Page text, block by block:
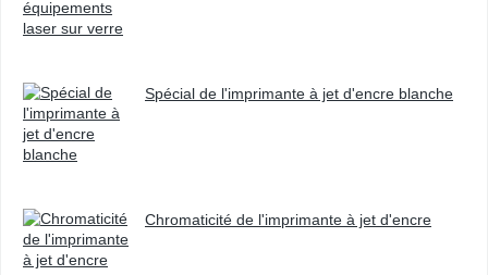
Spécial de l'imprimante à jet d'encre blanche
Chromaticité de l'imprimante à jet d'encre